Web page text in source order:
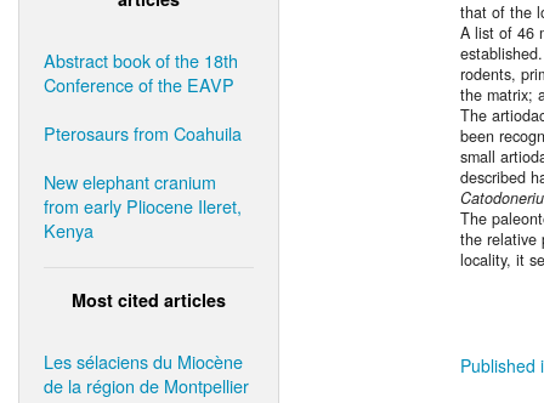
Abstract book of the 18th
Conference of the EAVP
Pterosaurs from Coahuila
New elephant cranium
from early Pliocene Ileret,
Kenya
Most cited articles
Les sélaciens du Miocène
de la région de Montpellier
that of the
A list of 46
rodents,
the matrix;
The
been
small
described
The
the relative
locality, it
Published